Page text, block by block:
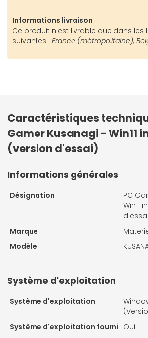
Informations livraison
Ce produit n'est livrable que dans les
suivantes : France (métropolitaine),
Caractéristiques
Gamer Kusanagi - Win11
(version d'essai)
Informations générales
Désignation
PC
Win11
Marque
Modèle
Système d'exploitation
Système d'exploitation
Système d'exploitation fourni Oui